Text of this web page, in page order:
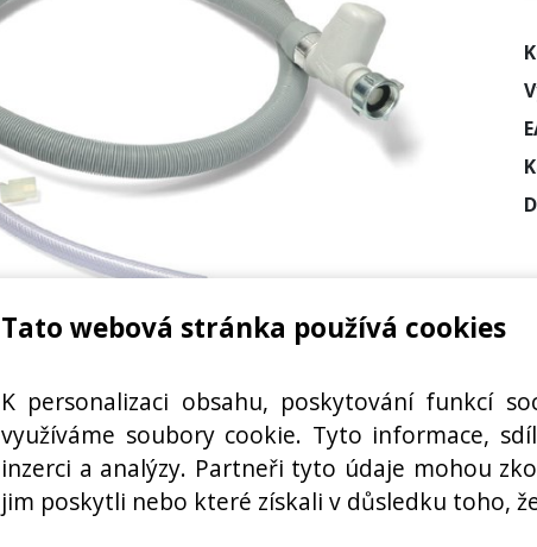
Tato webová stránka používá cookies
K personalizaci obsahu, poskytování funkcí
využíváme soubory cookie. Tyto informace,
inzerci a analýzy. Partneři tyto údaje mohou
jim poskytli nebo které získali v důsledku toho,